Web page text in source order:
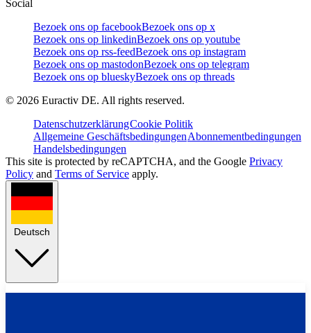
Social
Bezoek ons op facebookBezoek ons op x
Bezoek ons op linkedinBezoek ons op youtube
Bezoek ons op rss-feedBezoek ons op instagram
Bezoek ons op mastodonBezoek ons op telegram
Bezoek ons op blueskyBezoek ons op threads
© 2026 Euractiv DE. All rights reserved.
DatenschutzerklärungCookie Politik
Allgemeine GeschäftsbedingungenAbonnementbedingungen
Handelsbedingungen
This site is protected by reCAPTCHA, and the Google Privacy
Policy and Terms of Service apply.
Deutsch